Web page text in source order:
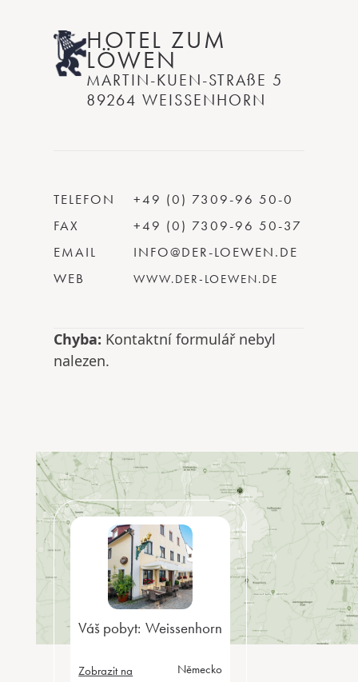
HOTEL ZUM
LÖWEN
MARTIN-KUEN-STRAßE 5
89264 WEISSENHORN
TELEFON
+49 (0) 7309-96 50-0
FAX
+49 (0) 7309-96 50-37
EMAIL
INFO@DER-LOEWEN.DE
WEB
WWW.DER-LOEWEN.DE
Chyba: Kontaktní formulář nebyl
nalezen.
Váš pobyt:
Zobrazit na
Weissenhorn
Německo